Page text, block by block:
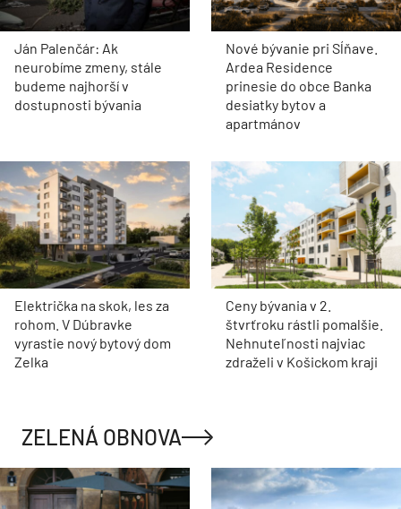
Ján Palenčár: Ak
neurobíme zmeny, stále
budeme najhorší v
dostupnosti bývania
Nové bývanie pri Sĺňave.
Ardea Residence
prinesie do obce Banka
desiatky bytov a
apartmánov
Električka na skok, les za
rohom. V Dúbravke
vyrastie nový bytový dom
Zelka
Ceny bývania v 2.
štvrťroku rástli pomalšie.
Nehnuteľnosti najviac
zdraželi v Košickom kraji
ZELENÁ OBNOVA